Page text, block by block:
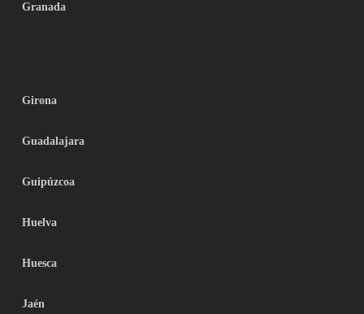
Granada
Girona
Guadalajara
Guipúzcoa
Huelva
Huesca
Jaén